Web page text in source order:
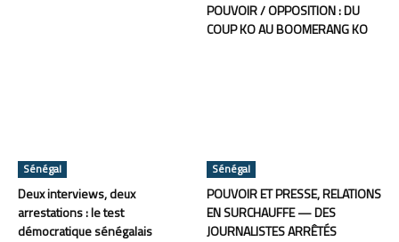
POUVOIR / OPPOSITION : DU
COUP KO AU BOOMERANG KO
Sénégal
Deux interviews, deux
arrestations : le test
démocratique sénégalais
Sénégal
POUVOIR ET PRESSE, RELATIONS
EN SURCHAUFFE — DES
JOURNALISTES ARRÊTÉS